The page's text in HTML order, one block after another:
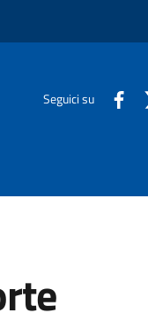
Seguici su